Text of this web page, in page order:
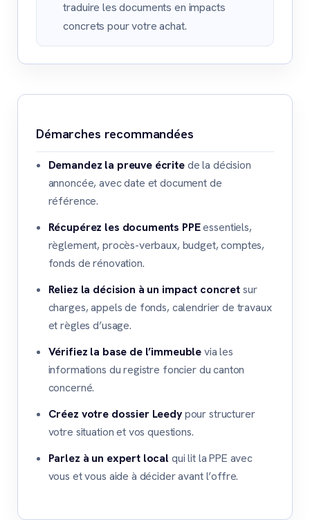
traduire les documents en impacts
concrets pour votre achat.
Démarches recommandées
Demandez la preuve écritede la décision
annoncée, avec date et document de
référence.
Récupérez les documents PPEessentiels,
règlement, procès-verbaux, budget, comptes,
fonds de rénovation.
Reliez la décision à un impact concretsur
charges, appels de fonds, calendrier de travaux
et règles d’usage.
Vérifiez la base de l’immeublevia les
informations du registre foncier du canton
concerné.
Créez votre dossier Leedypour structurer
votre situation et vos questions.
Parlez à un expert localqui lit la PPE avec
vous et vous aide à décider avant l’offre.